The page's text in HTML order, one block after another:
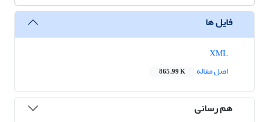
فایل ها
اصل مقاله
865.99 K
هم رسانی